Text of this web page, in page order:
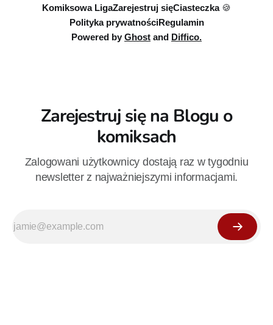
Komiksowa LigaZarejestruj sięCiasteczka 🍪
Polityka prywatnościRegulamin
Powered by Ghost and Diffico.
Zarejestruj się na Blogu o
komiksach
Zalogowani użytkownicy dostają raz w tygodniu
newsletter z najważniejszymi informacjami.